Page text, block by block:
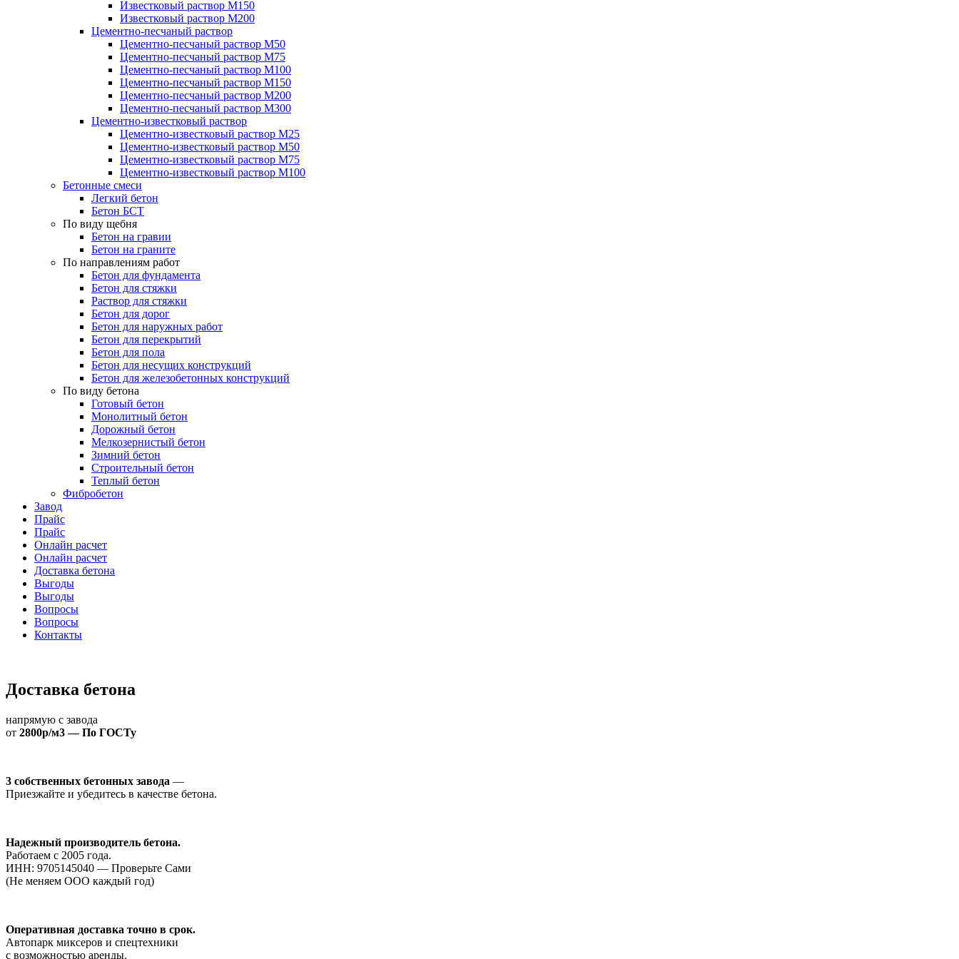
Известковый раствор М150
Известковый раствор М200
Цементно-песчаный раствор
Цементно-песчаный раствор М50
Цементно-песчаный раствор М75
Цементно-песчаный раствор М100
Цементно-песчаный раствор М150
Цементно-песчаный раствор М200
Цементно-песчаный раствор М300
Цементно-известковый раствор
Цементно-известковый раствор М25
Цементно-известковый раствор М50
Цементно-известковый раствор М75
Цементно-известковый раствор М100
Бетонные смеси
Легкий бетон
Бетон БСТ
По виду щебня
Бетон на гравии
Бетон на граните
По направлениям работ
Бетон для фундамента
Бетон для стяжки
Раствор для стяжки
Бетон для дорог
Бетон для наружных работ
Бетон для перекрытий
Бетон для пола
Бетон для несущих конструкций
Бетон для железобетонных конструкций
По виду бетона
Готовый бетон
Монолитный бетон
Дорожный бетон
Мелкозернистый бетон
Зимний бетон
Строительный бетон
Теплый бетон
Фибробетон
Завод
Прайс
Прайс
Онлайн расчет
Онлайн расчет
Доставка бетона
Выгоды
Выгоды
Вопросы
Вопросы
Контакты
Доставка бетона
напрямую с завода
от 2800р/м3 — По ГОСТу
3 собственных бетонных завода —
Приезжайте и убедитесь в качестве бетона.
Надежный производитель бетона.
Работаем с 2005 года.
ИНН: 9705145040 — Проверьте Сами
(Не меняем ООО каждый год)
Оперативная доставка точно в срок.
Автопарк миксеров и спецтехники
с возможностью аренды.